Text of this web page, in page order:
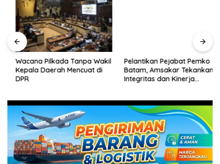
Wacana Pilkada Tanpa Wakil
Kepala Daerah Mencuat di
DPR
Pelantikan Pejabat Pemko
Batam, Amsakar Tekankan
Integritas dan Kinerja